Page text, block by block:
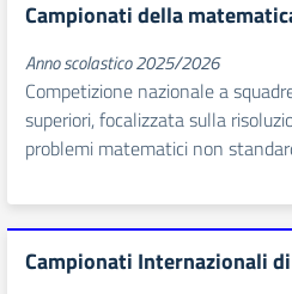
Campionati della
Anno scolastico 2025/2026
Competizione nazionale a
superiori, focalizzata sulla
problemi matematici non
Campionati Internazionali